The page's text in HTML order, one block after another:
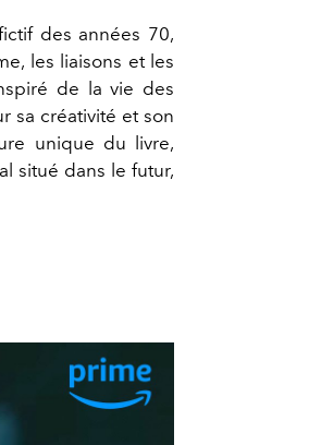
des années 70,
les liaisons et les
de la vie des
sa créativité et son
unique du livre,
situé dans le futur,